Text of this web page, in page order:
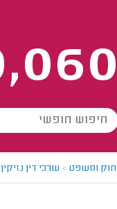
חוק ומשפט > עורכי דין